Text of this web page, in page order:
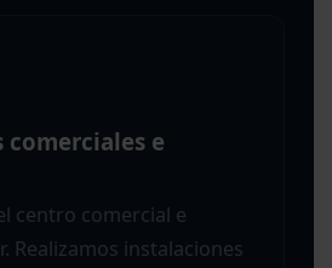
e
centro comercial e
Realizamos instalaciones